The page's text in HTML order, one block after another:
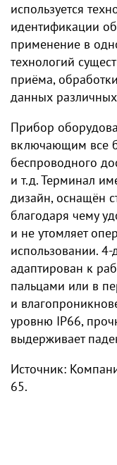
используется
идентификации
применение в
технологий
приёма,
данных
Прибор
включающим все
беспроводного
и т.д. Терминал
дизайн, оснащён
благодаря чему
и не утомляет
использовании.
адаптирован к
пальцами или в
и
уровню IP66,
выдерживает
Источник:
65.